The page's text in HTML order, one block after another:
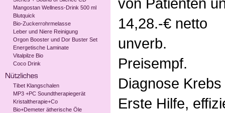
Mangostan Wellness-Drink 500 ml
Blutquick
Bio-Zuckerrohrmelasse
Leber und Niere Reinigung
Orgon Booster und Dor Buster Set
Energetische Laminate
Vitalpilze Bio
Coco Drink
Tibet Klangschalen
MP3 +PC Soundtherapiegerät
Kristaltherapie+Co
Bio+Demeter ätherische Öle
14,28.-€ netto
unverb.
Preisempf.
Diagnose Krebs
Erste Hilfe,